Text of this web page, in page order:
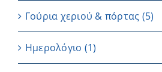
Γούρια χεριού & πόρτας (5)
Ημερολόγιο (1)